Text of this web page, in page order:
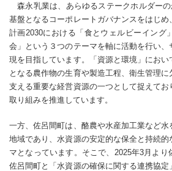
森永乳業は、あらゆるステークホルダーの
基盤となるコーポレートガバナンスをはじ
計画2030における「食とウェルビーイング
会」という３つのテーマを軸に活動を行い
現を目指しています。「資源と環境」にお
となる農作物の生育や製造工程、衛生管理
支える重要な経営資源の一つとして捉えて
取り組みを推進しています。
一方、佐呂間町は、酪農や水産加工業など
地域であり、水資源の安定的な保全と持続
マとなっています。そこで、2025年3月よ
佐呂間町と「水資源の確保に関する連携協定